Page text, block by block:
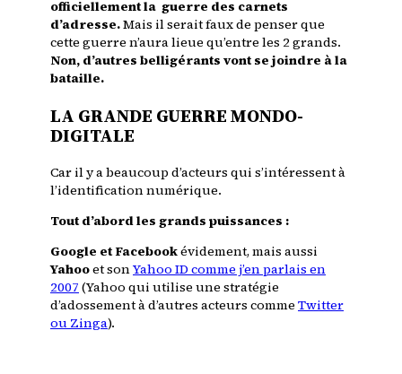
officiellement la guerre des carnets
d’adresse.Mais il serait faux de penser que
cette guerre n’aura lieue qu’entre les 2 grands.
Non, d’autres belligérants vont se joindre à la
bataille.
LA GRANDE GUERRE MONDO-
DIGITALE
Car il y a beaucoup d’acteurs qui s’intéressent à
l’identification numérique.
Tout d’abord les grands puissances :
Google et Facebookévidement, mais aussi
Yahooet sonYahoo ID comme j’en parlais en
2007 (Yahoo qui utilise une stratégie
d’adossement à d’autres acteurs comme Twitter
ou Zinga).